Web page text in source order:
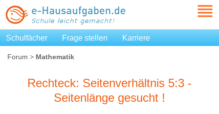
Schulfächer Frage stellen Karriere
Forum > Mathematik
Rechteck: Seitenverhältnis 5:3 -
Seitenlänge gesucht !